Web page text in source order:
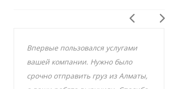
Впервые пользовался услугами
вашей компании. Нужно было
срочно отправить груз из Алматы,